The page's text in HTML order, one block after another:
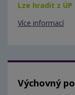
Lze hradit z ÚP
Více informací
Výchovný